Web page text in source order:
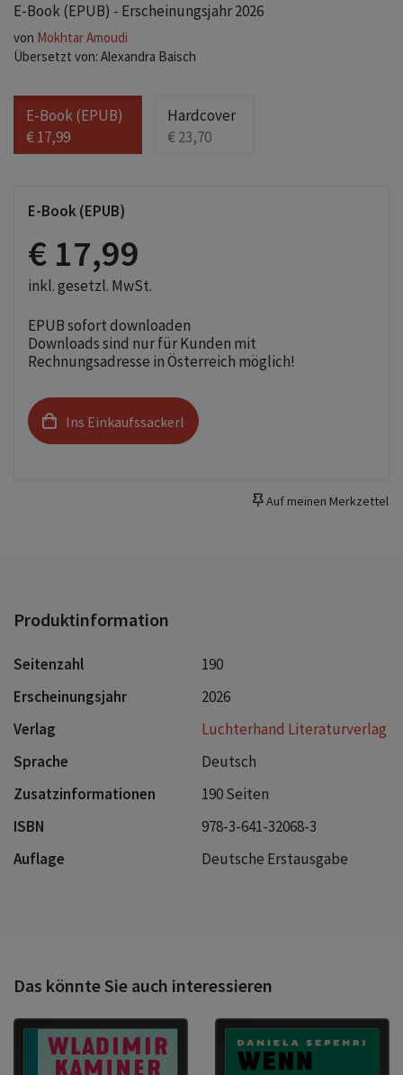
E-Book (EPUB) - Erscheinungsjahr 2026
von Mokhtar Amoudi
Übersetzt von: Alexandra Baisch
E-Book (EPUB)
€ 17,99
Hardcover
€ 23,70
E-Book (EPUB)
€ 17,99
inkl. gesetzl. MwSt.
EPUB sofort downloaden
Downloads sind nur für Kunden mit
Rechnungsadresse in Österreich möglich!
Ins Einkaufssackerl
Auf meinen Merkzettel
Produktinformation
Seitenzahl
190
Erscheinungsjahr
2026
Verlag
Luchterhand Literaturverlag
Sprache
Deutsch
Zusatzinformationen
190 Seiten
ISBN
978-3-641-32068-3
Auflage
Deutsche Erstausgabe
Das könnte Sie auch interessieren